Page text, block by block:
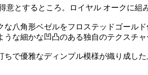
意とするところ。ロイヤル オークに組
な八角形ベゼルをフロステッドゴール
うな細かな凹凸のある独自のテクスチャ
ちで優雅なディンプル模様が織り成し